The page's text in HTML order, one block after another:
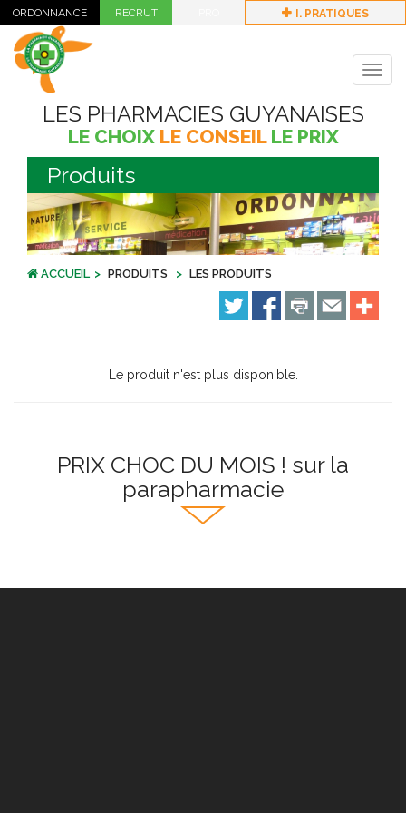
I. PRATIQUES
LES PHARMACIES GUYANAISES
LE CHOIX LE CONSEILLE PRIX
Produits
ACCUEIL PRODUITS LES PRODUITS
Le produit n'est plus disponible.
PRIX CHOC DU MOIS ! sur la
parapharmacie